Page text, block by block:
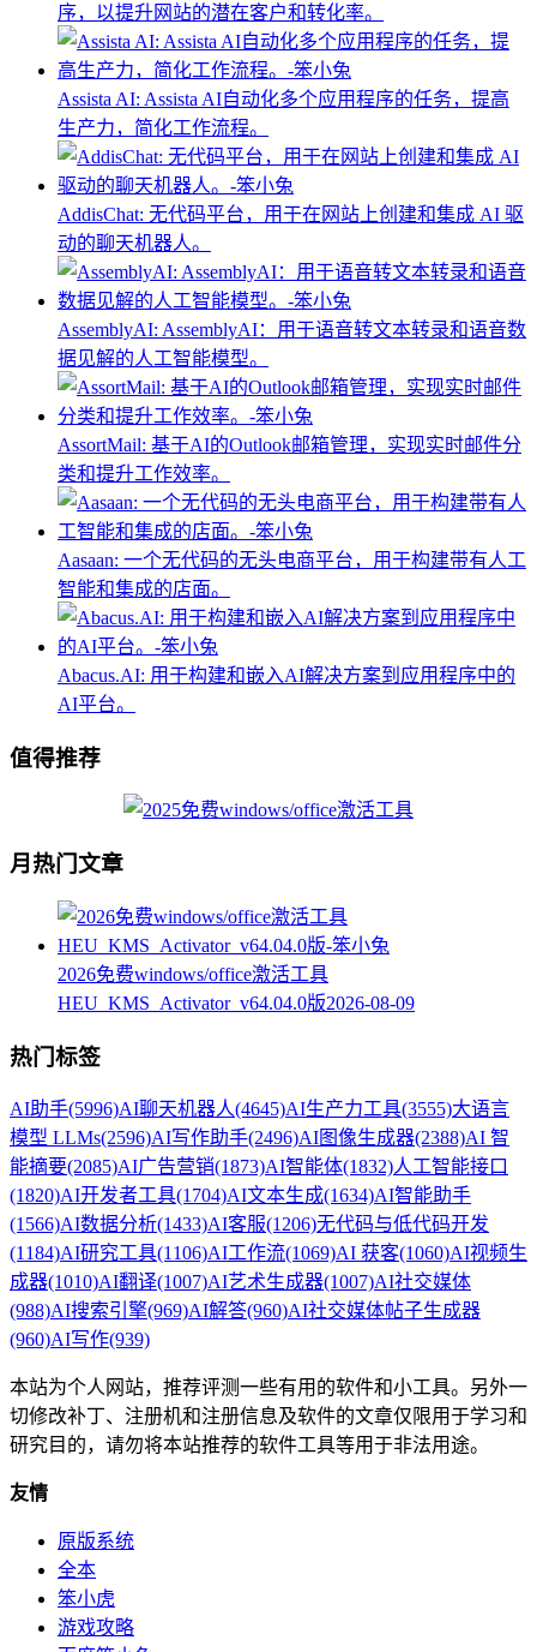
序，以提升网站的潜在客户和转化率。
Assista AI: Assista AI自动化多个应用程序的任务，提高
生产力，简化工作流程。
AddisChat: 无代码平台，用于在网站上创建和集成 AI 驱
动的聊天机器人。
AssemblyAI: AssemblyAI：用于语音转文本转录和语音数
据见解的人工智能模型。
AssortMail: 基于AI的Outlook邮箱管理，实现实时邮件分
类和提升工作效率。
Aasaan: 一个无代码的无头电商平台，用于构建带有人工
智能和集成的店面。
Abacus.AI: 用于构建和嵌入AI解决方案到应用程序中的
AI平台。
值得推荐
月热门文章
2026免费windows/office激活工具
HEU_KMS_Activator_v64.04.0版2026-08-09
热门标签
AI助手(5996)AI聊天机器人(4645)AI生产力工具(3555)大语言
模型 LLMs(2596)AI写作助手(2496)AI图像生成器(2388)AI 智
能摘要(2085)AI广告营销(1873)AI智能体(1832)人工智能接口
(1820)AI开发者工具(1704)AI文本生成(1634)AI智能助手
(1566)AI数据分析(1433)AI客服(1206)无代码与低代码开发
(1184)AI研究工具(1106)AI工作流(1069)AI 获客(1060)AI视频生
成器(1010)AI翻译(1007)AI艺术生成器(1007)AI社交媒体
(988)AI搜索引擎(969)AI解答(960)AI社交媒体帖子生成器
(960)AI写作(939)
本站为个人网站，推荐评测一些有用的软件和小工具。另外一
切修改补丁、注册机和注册信息及软件的文章仅限用于学习和
研究目的，请勿将本站推荐的软件工具等用于非法用途。
友情
原版系统
全本
笨小虎
游戏攻略